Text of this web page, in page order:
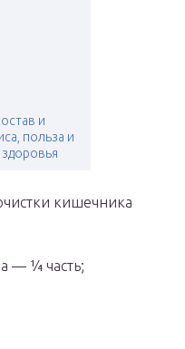
и
польза и
кишечника
— ¼ часть;